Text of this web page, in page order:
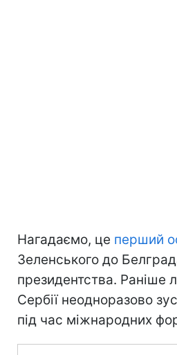
Нагадаємо, це перший
Зеленського до
президентства. Раніше
Сербії неодноразово
під час міжнародних